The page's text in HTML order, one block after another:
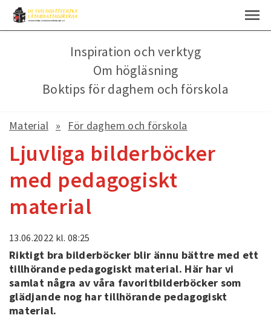
Material För daghem och förskola
Inspiration och verktyg
Om högläsning
Boktips för daghem och förskola
Ljuvliga bilderböcker
med pedagogiskt
material
13.06.2022 kl. 08:25
Riktigt bra bilderböcker blir ännu bättre med ett
tillhörande pedagogiskt material. Här har vi
samlat några av våra favoritbilderböcker som
glädjande nog har tillhörande pedagogiskt
material.